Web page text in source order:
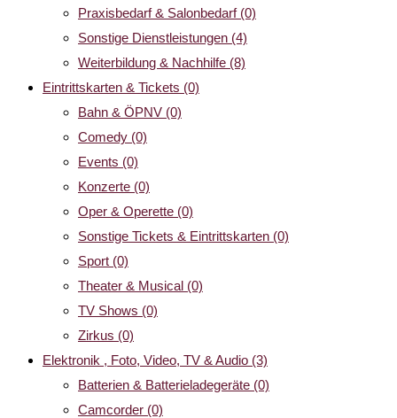
Praxisbedarf & Salonbedarf (0)
Sonstige Dienstleistungen (4)
Weiterbildung & Nachhilfe (8)
Eintrittskarten & Tickets (0)
Bahn & ÖPNV (0)
Comedy (0)
Events (0)
Konzerte (0)
Oper & Operette (0)
Sonstige Tickets & Eintrittskarten (0)
Sport (0)
Theater & Musical (0)
TV Shows (0)
Zirkus (0)
Elektronik , Foto, Video, TV & Audio (3)
Batterien & Batterieladegeräte (0)
Camcorder (0)